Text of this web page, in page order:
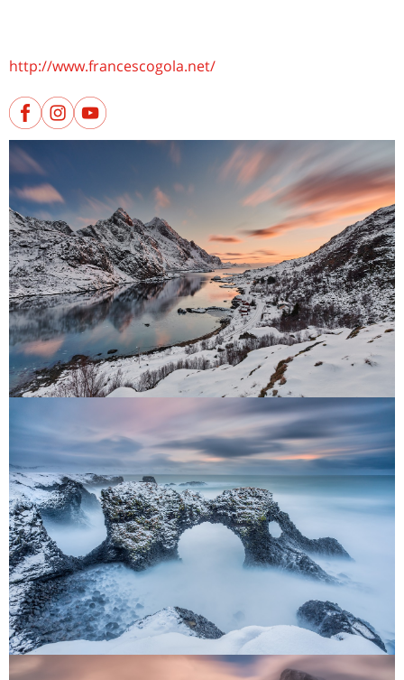
http://www.francescogola.net/